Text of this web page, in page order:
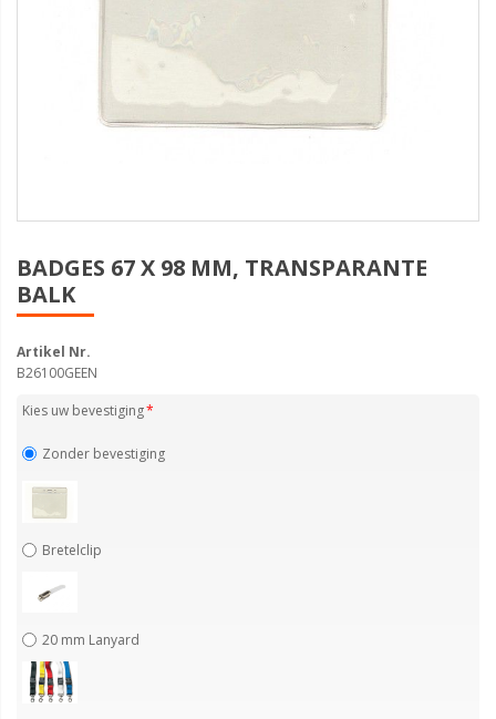
BADGES 67 X 98 MM, TRANSPARANTE
BALK
Artikel Nr.
B26100GEEN
Kies uw bevestiging
Zonder bevestiging
Bretelclip
20 mm Lanyard